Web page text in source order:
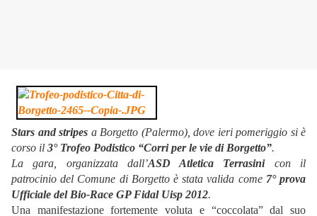
Stars and stripes a Borgetto (Palermo), dove ieri pomeriggio si è
corso il 3° Trofeo Podistico “Corri per le vie di Borgetto”.
La gara, organizzata dall’ASD Atletica Terrasinicon il
patrocinio del Comune di Borgetto è stata valida come 7° prova
Ufficiale del Bio-Race GP Fidal Uisp 2012.
Una manifestazione fortemente voluta e “coccolata” dal suo